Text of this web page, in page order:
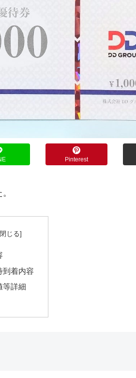
Pinterest
到着内容
等詳細